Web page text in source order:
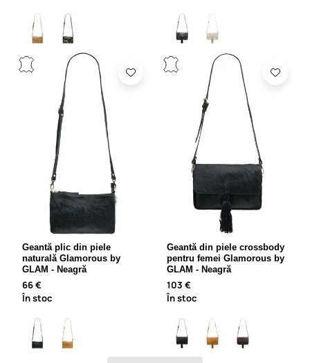
Geantă plic din piele
naturală Glamorous by
GLAM - Neagră
66 €
În stoc
Geantă din piele crossbody
pentru femei Glamorous by
GLAM - Neagră
103 €
În stoc